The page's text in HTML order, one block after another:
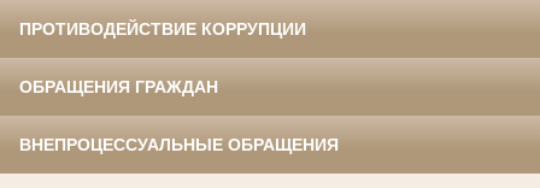
ПРОТИВОДЕЙСТВИЕ КОРРУПЦИИ
ОБРАЩЕНИЯ ГРАЖДАН
ВНЕПРОЦЕССУАЛЬНЫЕ ОБРАЩЕНИЯ